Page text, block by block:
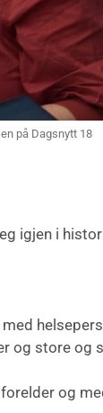
på Dagsnytt 18
igjen i
og store og
og